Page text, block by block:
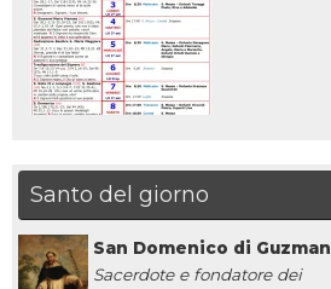
Santo del giorno
San Domenico di Guzman
Sacerdote e fondatore dei